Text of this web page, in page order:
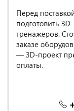
Перед
подготовить
тренажёров.
заказе
— 3D-проект
оплаты.